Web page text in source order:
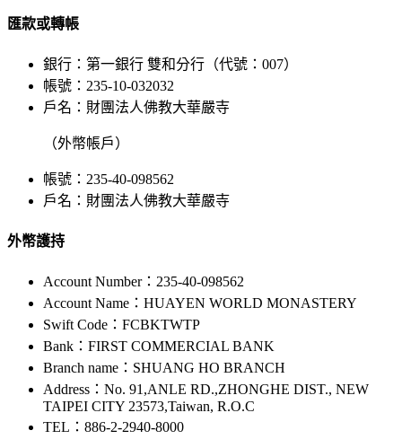
匯款或轉帳
銀行：第一銀行 雙和分行（代號：007）
帳號：235-10-032032
戶名：財團法人佛教大華嚴寺
（外幣帳戶）
帳號：235-40-098562
戶名：財團法人佛教大華嚴寺
外幣護持
Account Number：235-40-098562
Account Name：HUAYEN WORLD MONASTERY
Swift Code：FCBKTWTP
Bank：FIRST COMMERCIAL BANK
Branch name：SHUANG HO BRANCH
Address：No. 91,ANLE RD.,ZHONGHE DIST., NEW
TAIPEI CITY 23573,Taiwan, R.O.C
TEL：886-2-2940-8000